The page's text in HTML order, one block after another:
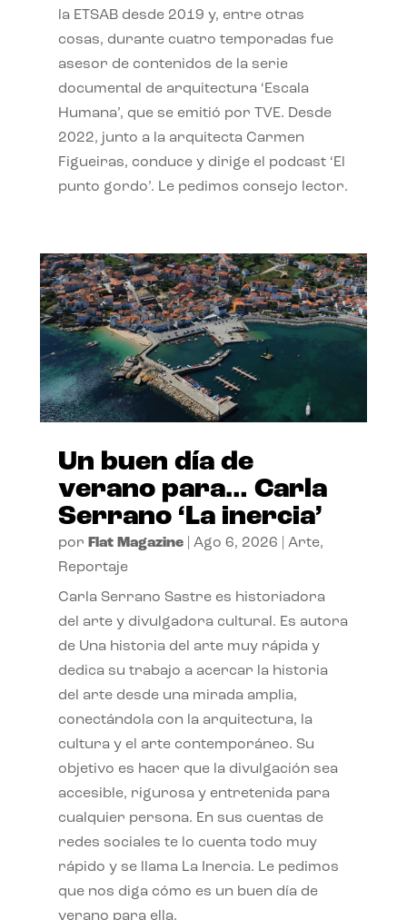
la ETSAB desde 2019 y, entre otras
cosas, durante cuatro temporadas fue
asesor de contenidos de la serie
documental de arquitectura ‘Escala
Humana’, que se emitió por TVE. Desde
2022, junto a la arquitecta Carmen
Figueiras, conduce y dirige el podcast ‘El
punto gordo’. Le pedimos consejo lector.
Un buen día de
verano para… Carla
Serrano ‘La inercia’
por Flat Magazine| Ago 6, 2026 Arte,
Reportaje
Carla Serrano Sastre es historiadora
del arte y divulgadora cultural. Es autora
de Una historia del arte muy rápida y
dedica su trabajo a acercar la historia
del arte desde una mirada amplia,
conectándola con la arquitectura, la
cultura y el arte contemporáneo. Su
objetivo es hacer que la divulgación sea
accesible, rigurosa y entretenida para
cualquier persona. En sus cuentas de
redes sociales te lo cuenta todo muy
rápido y se llama La Inercia. Le pedimos
que nos diga cómo es un buen día de
verano para ella.